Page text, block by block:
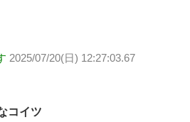
2025/07/20(日) 12:27:03.67
コイツ